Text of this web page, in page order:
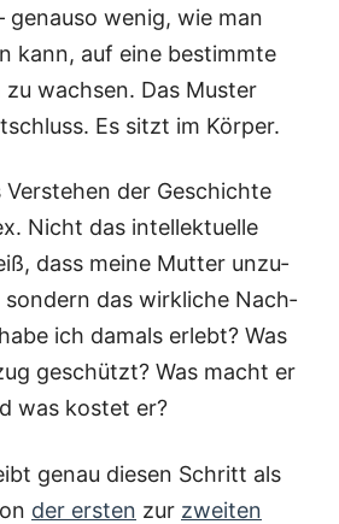
genau­so wenig, wie man
kann, auf eine bestimm­te
wach­sen. Das Mus­ter
Es sitzt im Körper.
der Geschich­te
Nicht das intel­lek­tu­el­le
dass mei­ne Mut­ter unzu­
son­dern das wirk­li­che Nach­
ich damals erlebt? Was
geschützt? Was macht er
was kos­tet er?
genau die­sen Schritt als
der ers­ten zur zwei­ten